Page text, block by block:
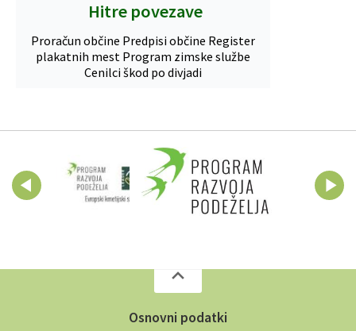
Hitre povezave
Proračun občine Predpisi občine Register
plakatnih mest Program zimske službe
Cenilci škod po divjadi
Osnovni podatki